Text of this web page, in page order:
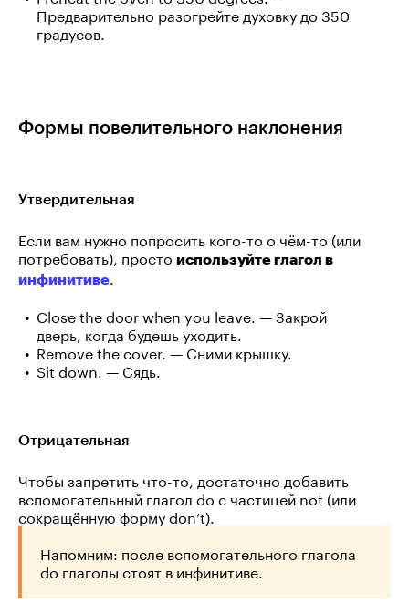
Предварительно разогрейте духовку до 350
градусов.
Формы повелительного наклонения
Утвердительная
Если вам нужно попросить кого-то о чём-то (или
потребовать), просто используйте глагол в
инфинитиве.
Close the door when you leave. — Закрой
дверь, когда будешь уходить.
Remove the cover. — Сними крышку.
Sit down. — Сядь.
Отрицательная
Чтобы запретить что-то, достаточно добавить
вспомогательный глагол do с частицей not (или
сокращённую форму don’t).
Напомним: после вспомогательного глагола
do глаголы стоят в инфинитиве.